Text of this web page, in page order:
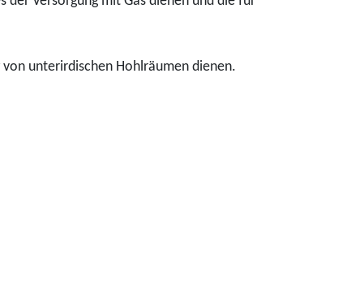
unterirdischen Hohlräumen dienen.